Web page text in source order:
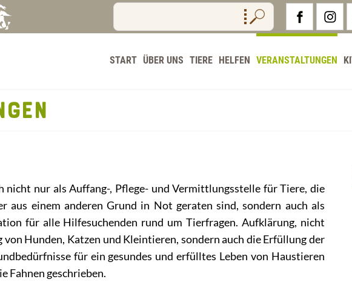
START ÜBER UNS TIERE HELFEN VERANSTALTUNGEN
nicht nur als Auffang-, Pflege- und Vermittlungsstelle für Tiere, die
aus einem anderen Grund in Not geraten sind, sondern auch als
für alle Hilfesuchenden rund um Tierfragen. Aufklärung, nicht
Hunden, Katzen und Kleintieren, sondern auch die Erfüllung der
für ein gesundes und erfülltes Leben von Haustieren
Fahnen geschrieben.